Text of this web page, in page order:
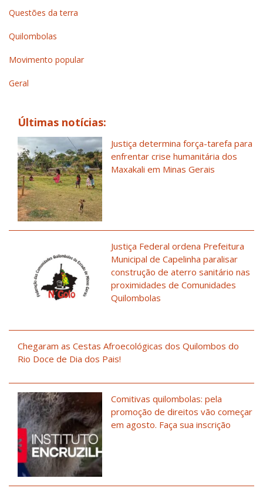
Questões da terra
Quilombolas
Movimento popular
Geral
Últimas notícias:
Justiça determina força-tarefa para
enfrentar crise humanitária dos
Maxakali em Minas Gerais
Justiça Federal ordena Prefeitura
Municipal de Capelinha paralisar
construção de aterro sanitário nas
proximidades de Comunidades
Quilombolas
Chegaram as Cestas Afroecológicas dos Quilombos do
Rio Doce de Dia dos Pais!
Comitivas quilombolas: pela
promoção de direitos vão começar
em agosto. Faça sua inscrição